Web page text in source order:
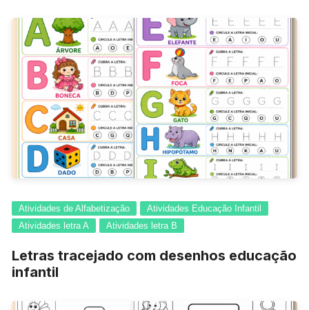
Atividades de Alfabetização
Atividades Educação Infantil
Atividades letra A
Atividades letra B
Letras tracejado com desenhos educação
infantil